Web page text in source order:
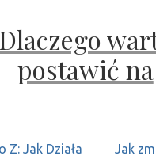
Dlaczego
postawić na
jak
Z: Jak Działa
Jak